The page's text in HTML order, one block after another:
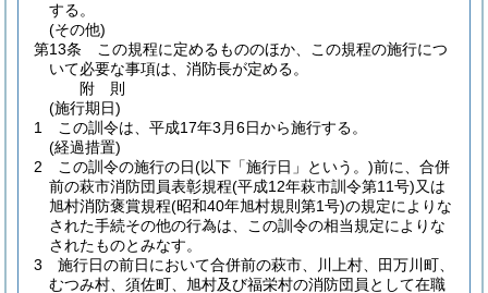
する。
(その他)
第13条
この規程に定めるもののほか、この規程の施行につ
いて必要な事項は、消防長が定める。
附 則
(施行期日)
1
この訓令は、平成17年3月6日から施行する。
(経過措置)
2
この訓令の施行の日(以下「施行日」という。)前に、合併
前の萩市消防団員表彰規程(平成12年萩市訓令第11号)又は
旭村消防褒賞規程(昭和40年旭村規則第1号)の規定によりな
された手続その他の行為は、この訓令の相当規定によりな
されたものとみなす。
3
施行日の前日において合併前の萩市、川上村、田万川町、
むつみ村、須佐町、旭村及び福栄村の消防団員として在職